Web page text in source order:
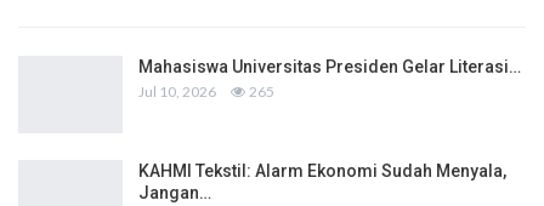
Mahasiswa Universitas Presiden Gelar Literasi…
Jul 10, 2026 265
KAHMI Tekstil: Alarm Ekonomi Sudah Menyala,
Jangan…